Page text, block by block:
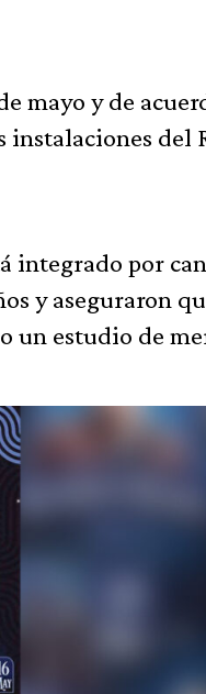
mayo y de
instalaciones del
integrado por
y aseguraron
un estudio de